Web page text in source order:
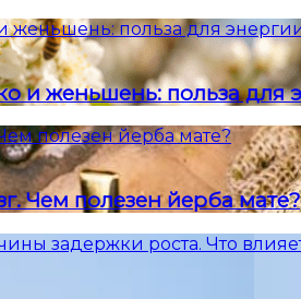
женьшень: польза для
и женьшень: польза для
полезен йерба мате?
Чем полезен йерба мате?
задержки роста. Что